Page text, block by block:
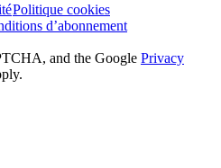
Politique cookies
d’abonnement
and the Google Privacy